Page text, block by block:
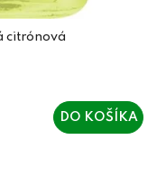
citrónová
DO KOŠÍKA